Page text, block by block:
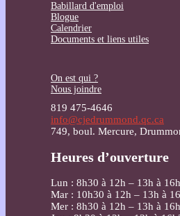
Babillard d'emploi
Blogue
Calendrier
Documents et liens utiles
On est qui ?
Nous joindre
819 475-4646
info@cjedrummond.qc.ca
749, boul. Mercure,
Heures d’ouverture
Lun : 8h30 à 12h – 13h à
Mar : 10h30 à 12h – 13h à
Mer : 8h30 à 12h – 13h à